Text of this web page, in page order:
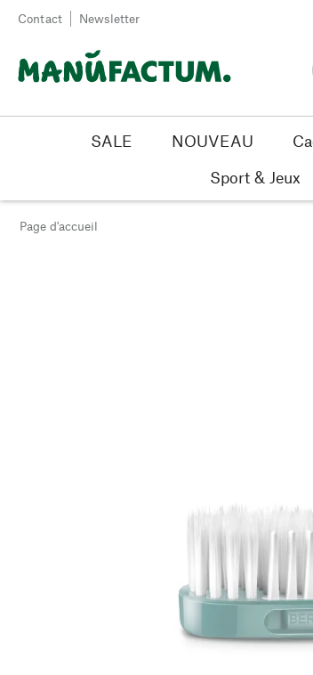
Passer au contenu
Contact Newsletter
SALE NOUVEAU
Sport & Jeux
Page d'accueil